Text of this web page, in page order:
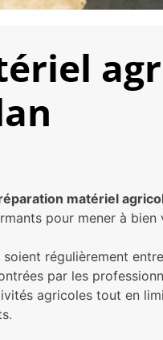
matériel
pour mener à bien
régulièrement
par les
agricoles tout en